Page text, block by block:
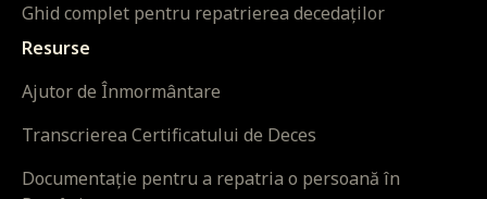
Ghid complet pentru repatrierea decedaților
Resurse
Ajutor de Înmormântare
Transcrierea Certificatului de Deces
Documentație pentru a repatria o persoană în